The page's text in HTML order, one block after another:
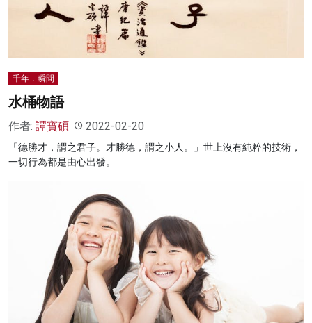
千年．瞬間
水桶物語
作者: 譚寶碩 2022-02-20
「德勝才，謂之君子。才勝德，謂之小人。」世上沒有純粹的技術，
一切行為都是由心出發。